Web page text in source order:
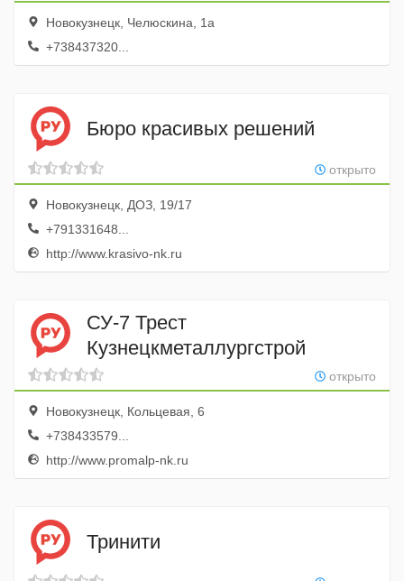
Новокузнецк, Челюскина, 1а
+738437320...
Бюро красивых решений
открыто
Новокузнецк, ДОЗ, 19/17
+791331648...
http://www.krasivo-nk.ru
СУ-7 Трест
Кузнецкметаллургстрой
открыто
Новокузнецк, Кольцевая, 6
+738433579...
http://www.promalp-nk.ru
Тринити